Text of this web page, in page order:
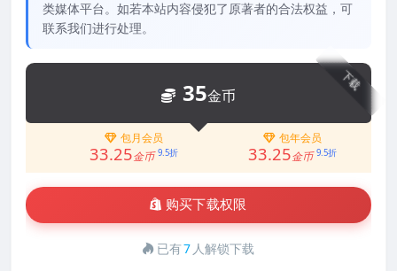
类媒体平台。如若本站内容侵犯了原著者的合法权益，可
联系我们进行处理。
下载
35金币
包月会员
33.25金币 9.5折
包年会员
33.25金币 9.5折
购买下载权限
已有7 人解锁下载